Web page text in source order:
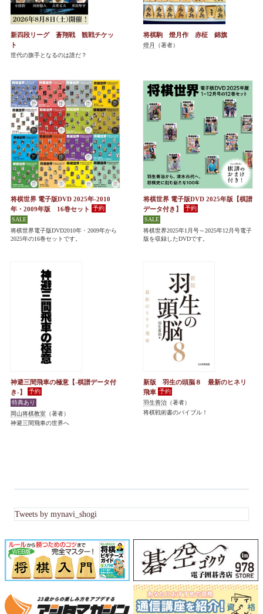
新四段リーグ 蒼翔戦 観戦チケッ
ト
世代の旗手となるのは誰だ？
将棋駒 燈月作 赤柾 錦旗
燈月 （著者）
将棋世界 電子版DVD 2025年-2010
年・2009年版 16巻セット
将棋世界電子版DVD2010年・2009年から
2025年の16巻セットです。
将棋世界 電子版DVD 2025年版【棋譜
データ付き】
将棋世界2025年1月号～2025年12月号電子
版を収録したDVDです。
神避三間飛車の極意【-棋譜データ付
き-】
岡山将棋教室 （著者）
神避三間飛車の世界へ
新版 羽生の頭脳８ 最新のヒネリ
飛車
羽生善治 （著者）
将棋戦術書のバイブル！
Tweets by mynavi_shogi